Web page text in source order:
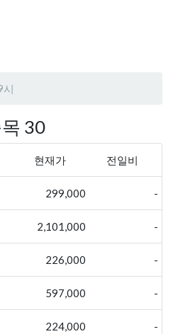
시
30
현재가 전일비
299,000 -
2,101,000 -
226,000 -
597,000 -
224,000 -